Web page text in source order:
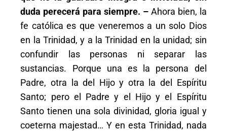
duda perecerá para siempre. – Ahora bien, la
fe católica es que veneremos a un solo Dios
en la Trinidad, y a la Trinidad en la unidad; sin
confundir las personas ni separar las
sustancias. Porque una es la persona del
Padre, otra la del Hijo y otra la del Espíritu
Santo; pero el Padre y el Hijo y el Espíritu
Santo tienen una sola divinidad, gloria igual y
coeterna majestad… Y en esta Trinidad, nada